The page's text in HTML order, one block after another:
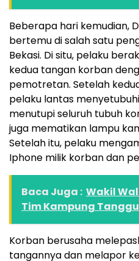
Beberapa hari kemudian,
bertemu di salah satu
Bekasi. Di situ, pelaku
kedua tangan korban
pemotretan. Setelah
pelaku lantas
menutupi seluruh tubuh
juga mematikan lampu
Setelah itu, pelaku
Iphone milik korban dan
Baca Juga : Wakil
Tim Kampung
Korban berusaha
tangannya dan melapor